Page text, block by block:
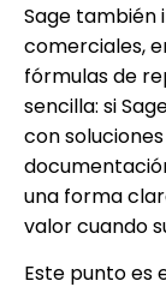
Sage también
comerciales,
fórmulas de
sencilla: si
con
una forma
valor cuando
Este punto es